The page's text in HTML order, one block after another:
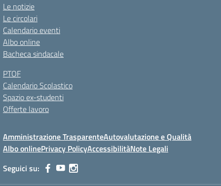
Le notizie
Le circolari
Calendario eventi
Albo online
Bacheca sindacale
PTOF
Calendario Scolastico
Spazio ex-studenti
Offerte lavoro
Amministrazione TrasparenteAutovalutazione e Qualità
Albo onlinePrivacy PolicyAccessibilitàNote Legali
Seguici su: